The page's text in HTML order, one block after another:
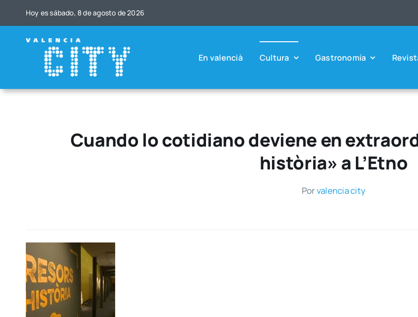
Hoy es sába­do, 8 de agos­to de 2026
En valen­cià Cul­tu­ra Gas­tro­no­mía
Cuando lo cotidiano deviene en
història» a L’Etno
Porvalen­cia city